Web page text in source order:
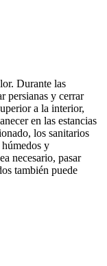
Durante las
persianas y cerrar
a la interior,
en las estancias
los sanitarios
húmedos y
necesario, pasar
también puede